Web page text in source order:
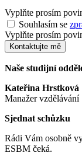
Vyplňte prosím
Souhlasím se
Vyplňte prosím
Kontaktujte mě
Naše studijní
Kateřina Hrstková
Manažer vzdělávání
Sjednat schůzku
Rádi Vám osobně
ESBM čeká.